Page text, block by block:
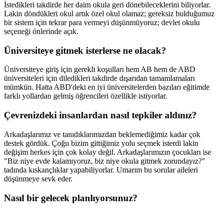
İstedikleri takdirde her daim okula geri dönebileceklerini biliyorlar.
Lakin döndükleri okul artık özel okul olamaz; gereksiz bulduğumuz
bir sistem için tekrar para vermeyi düşünmüyoruz; devlet okulu
seçeneği önlerinde açık.
Üniversiteye gitmek isterlerse ne olacak?
Üniversiteye giriş için gerekli koşulları hem AB hem de ABD
üniversiteleri için diledikleri takdirde dışarıdan tamamlamaları
mümkün. Hatta ABD'deki en iyi üniversitelerden bazıları eğitimde
farklı yollardan gelmiş öğrencileri özellikle istiyorlar.
Çevrenizdeki insanlardan nasıl tepkiler aldınız?
Arkadaşlarımız ve tanıdıklarımızdan beklemediğimiz kadar çok
destek gördük. Çoğu bizim gittiğimiz yolu seçmek isterdi lakin
değişim herkes için çok kolay değil. Arkadaşlarımızın çocukları ise
"Biz niye evde kalamıyoruz, biz niye okula gitmek zorundayız?"
tadında kıskançlıklar yapabiliyorlar. Umarım bu sorular aileleri
düşünmeye sevk eder.
Nasıl bir gelecek planlıyorsunuz?